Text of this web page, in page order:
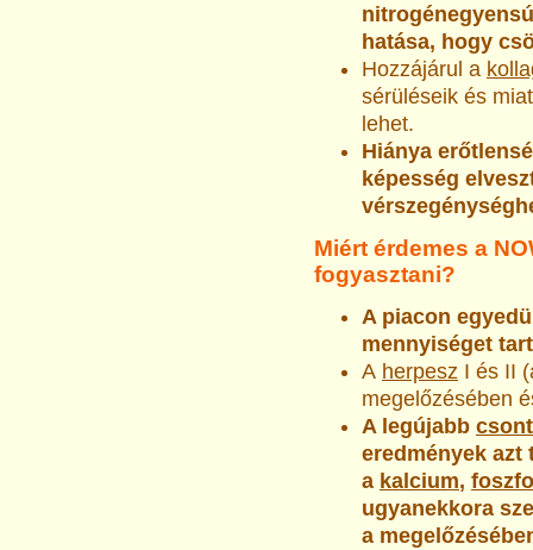
hatása, hogy
Hozzájárul a
sérüléseik és
lehet.
Hiánya
képesség
Miért érdemes a
fogyasztani?
A piacon
mennyiséget
A herpesz I és II
megelőzésében
A legújabb
eredmények azt
a kalcium,
ugyanekkora
a